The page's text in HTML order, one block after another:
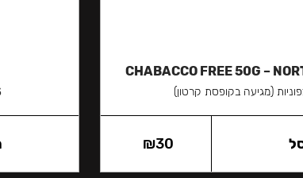
CHABACCO FREE 50G –
(מגיעה בקופסת קרטון)
₪30